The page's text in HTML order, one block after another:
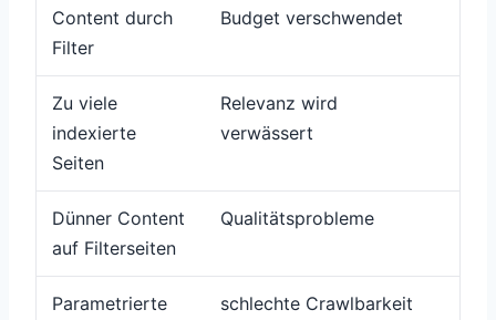
Content durch
Filter
Budget verschwendet
Zu viele
indexierte
Seiten
Relevanz wird
verwässert
Dünner Content
auf Filterseiten
Qualitätsprobleme
Parametrierte
schlechte Crawlbarkeit